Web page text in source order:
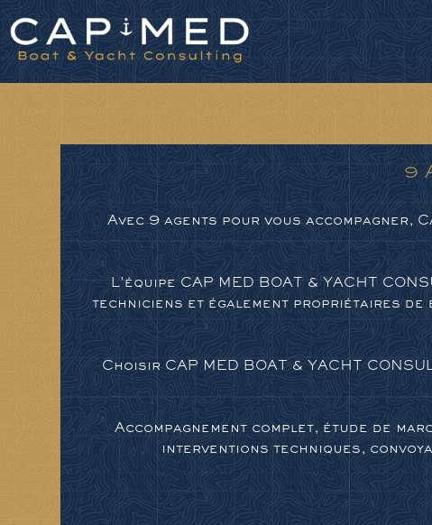
9
Avec 9 agents pour vous accompagner,
L'équipe CAP MED BOAT & YACHT
techniciens et également propriétaires de
Choisir CAP MED BOAT & YACHT
Accompagnement complet, étude de
interventions techniques,
Panneau de gestion des cookies